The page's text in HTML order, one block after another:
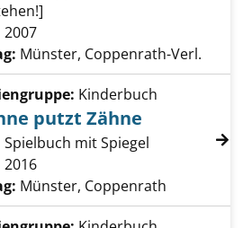
nach diesem Verfasser
2007
Münster, Coppenrath-Verl.
Details von Mähne putzt Zähne
Kinderbuch
putzt Zähne
Spielbuch mit Spiegel
nach diesem Verfasser
2016
Münster, Coppenrath